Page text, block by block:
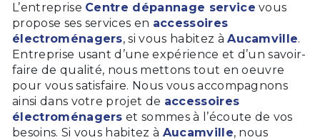
L’entreprise Centre dépannage service vous
propose ses services en accessoires
électroménagers, si vous habitez àAucamville.
Entreprise usant d’une expérience et d’un savoir-
faire de qualité, nous mettons tout en oeuvre
pour vous satisfaire. Nous vous accompagnons
ainsi dans votre projet de accessoires
électroménagers et sommes à l’écoute de vos
besoins. Si vous habitez à Aucamville, nous